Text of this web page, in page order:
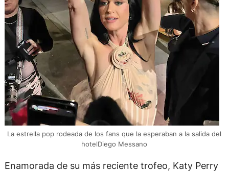
La estrella pop rodeada de los fans que la esperaban a la salida del
hotelDiego Messano
Enamorada de su más reciente trofeo, Katy Perry